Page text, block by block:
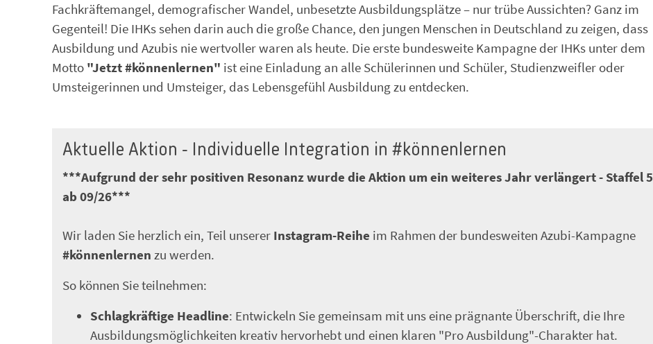
Fachkräftemangel, demografischer Wandel, unbesetzte Ausbildungsplätze – nur trübe Aussichten? Ganz im
Gegenteil! Die IHKs sehen darin auch die große Chance, den jungen Menschen in Deutschland zu zeigen, dass
Ausbildung und Azubis nie wertvoller waren als heute. Die erste bundesweite Kampagne der IHKs unter dem
Motto "Jetzt #könnenlernen" ist eine Einladung an alle Schülerinnen und Schüler, Studienzweifler oder
Umsteigerinnen und Umsteiger, das Lebensgefühl Ausbildung zu entdecken.
Aktuelle Aktion - Individuelle Integration in #könnenlernen
***Aufgrund der sehr positiven Resonanz wurde die Aktion um ein weiteres Jahr verlängert - Staffel 5
ab 09/26***
Wir laden Sie herzlich ein, Teil unserer Instagram-Reihe im Rahmen der bundesweiten Azubi-Kampagne
#könnenlernen zu werden.
So können Sie teilnehmen:
Schlagkräftige Headline: Entwickeln Sie gemeinsam mit uns eine prägnante Überschrift, die Ihre
Ausbildungsmöglichkeiten kreativ hervorhebt und einen klaren "Pro Ausbildung"-Charakter hat.